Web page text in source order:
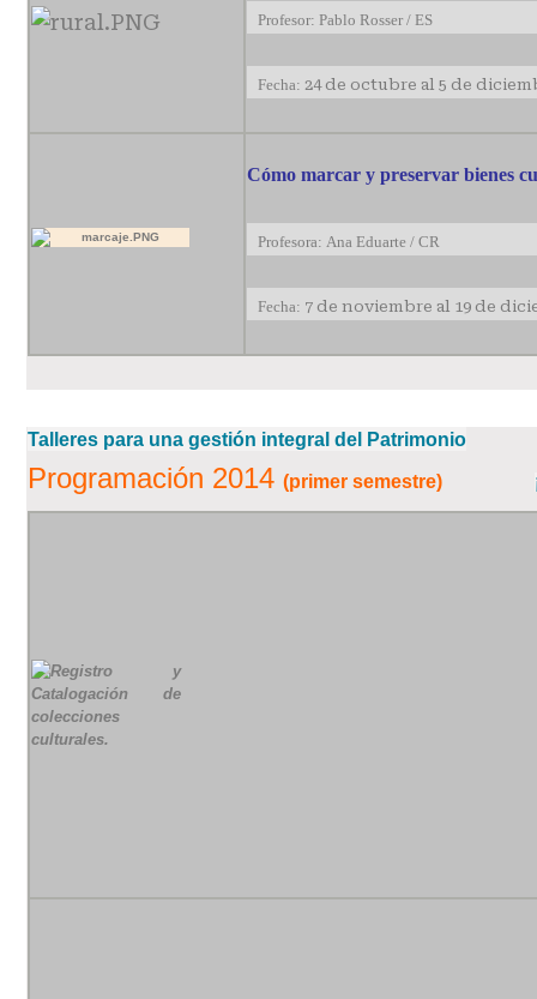
Profesor: Pablo Rosser / ES
Fecha: 24 de octubre al 5 de
Cómo marcar y preservar bienes
Profesora: Ana Eduarte / CR
Fecha: 7 de noviembre al 19 de
Talleres para una gestión integral del Patrimonio
Programación 2014 (primer semestre)